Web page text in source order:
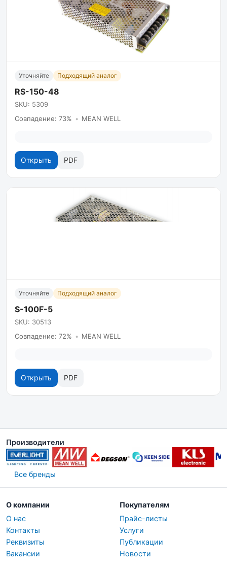
Уточняйте Подходящий аналог
RS-150-48
SKU: 5309
Совпадение: 73% • MEAN WELL
Открыть PDF
Уточняйте Подходящий аналог
S-100F-5
SKU: 30513
Совпадение: 72% • MEAN WELL
Открыть PDF
Производители
Все бренды
О компании
О нас
Контакты
Реквизиты
Вакансии
Покупателям
Прайс-листы
Услуги
Публикации
Новости